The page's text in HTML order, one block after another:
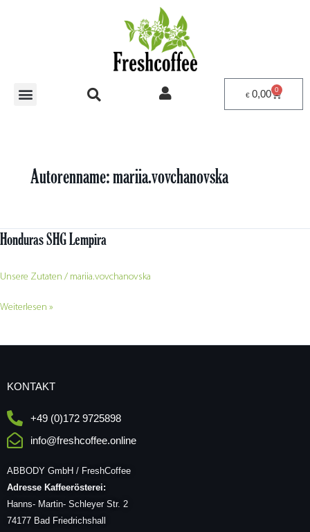
€ 0,00 0
Autorenname: mariia.vovchanovska
Honduras SHG Lempira
Unsere Zutaten / mariia.vovchanovska
Honduras
Weiterlesen »
KONTAKT
+49 (0)172 9725898
info@freshcoffee.online
ABBODY GmbH / FreshCoffee
Adresse Kaffeerösterei:
Hanns- Martin- Schleyer Str. 2
74177 Bad Friedrichshall